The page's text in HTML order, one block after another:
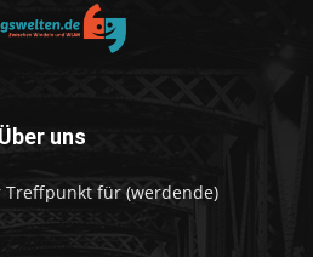
Über uns
für (werdende)